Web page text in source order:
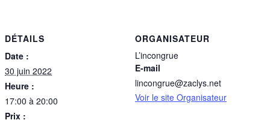
DÉTAILS
Date :
30 juin 2022
Heure :
17:00 à 20:00
Prix :
ORGANISATEUR
L’incongrue
E-mail
lincongrue@zaclys.net
Voir le site Organisateur